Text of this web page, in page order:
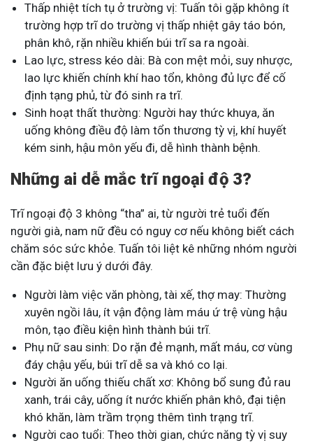
Thấp nhiệt tích tụ ở trường vị: Tuấn tôi gặp không ít
trường hợp trĩ do trường vị thấp nhiệt gây táo bón,
phân khô, rặn nhiều khiến búi trĩ sa ra ngoài.
Lao lực, stress kéo dài: Bà con mệt mỏi, suy nhược,
lao lực khiến chính khí hao tổn, không đủ lực để cố
định tạng phủ, từ đó sinh ra trĩ.
Sinh hoạt thất thường: Người hay thức khuya, ăn
uống không điều độ làm tổn thương tỳ vị, khí huyết
kém sinh, hậu môn yếu đi, dễ hình thành bệnh.
Những ai dễ mắc trĩ ngoại độ 3?
Trĩ ngoại độ 3 không “tha” ai, từ người trẻ tuổi đến
người già, nam nữ đều có nguy cơ nếu không biết cách
chăm sóc sức khỏe. Tuấn tôi liệt kê những nhóm người
cần đặc biệt lưu ý dưới đây.
Người làm việc văn phòng, tài xế, thợ may: Thường
xuyên ngồi lâu, ít vận động làm máu ứ trệ vùng hậu
môn, tạo điều kiện hình thành búi trĩ.
Phụ nữ sau sinh: Do rặn đẻ mạnh, mất máu, cơ vùng
đáy chậu yếu, búi trĩ dễ sa và khó co lại.
Người ăn uống thiếu chất xơ: Không bổ sung đủ rau
xanh, trái cây, uống ít nước khiến phân khô, đại tiện
khó khăn, làm trầm trọng thêm tình trạng trĩ.
Người cao tuổi: Theo thời gian, chức năng tỳ vị suy